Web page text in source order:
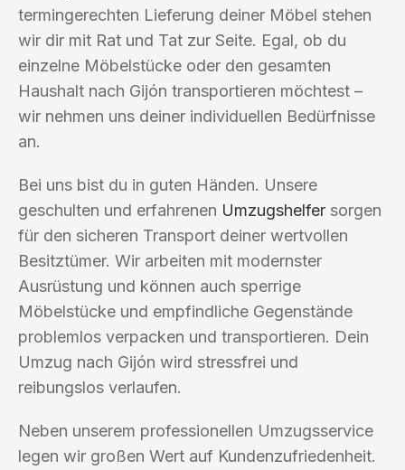
termingerechten Lieferung deiner Möbel stehen
wir dir mit Rat und Tat zur Seite. Egal, ob du
einzelne Möbelstücke oder den gesamten
Haushalt nach Gijón transportieren möchtest –
wir nehmen uns deiner individuellen Bedürfnisse
an.
Bei uns bist du in guten Händen. Unsere
geschulten und erfahrenen Umzugshelfer sorgen
für den sicheren Transport deiner wertvollen
Besitztümer. Wir arbeiten mit modernster
Ausrüstung und können auch sperrige
Möbelstücke und empfindliche Gegenstände
problemlos verpacken und transportieren. Dein
Umzug nach Gijón wird stressfrei und
reibungslos verlaufen.
Neben unserem professionellen Umzugsservice
legen wir großen Wert auf Kundenzufriedenheit.